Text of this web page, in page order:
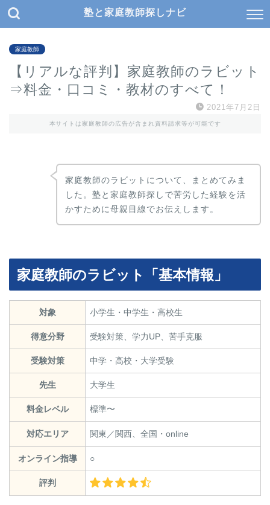
塾と家庭教師探しナビ
家庭教師
【リアルな評判】家庭教師のラビット
⇒料金・口コミ・教材のすべて！
2021年7月2日
本サイトは家庭教師の広告が含まれ資料請求等が可能です
家庭教師のラビットについて、まとめてみま
した。塾と家庭教師探しで苦労した経験を活
かすために母親目線でお伝えします。
家庭教師のラビット「基本情報」
対象 小学生・中学生・高校生
得意分野 受験対策、学力UP、苦手克服
受験対策 中学・高校・大学受験
先生 大学生
料金レベル 標準〜
対応エリア 関東／関西、全国・online
オンライン指導 ○
評判